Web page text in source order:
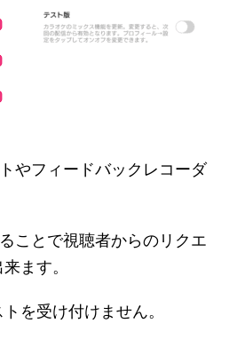
やフィードバックレコーダ
ことで視聴者からのリクエ
ます。
を受け付けません。